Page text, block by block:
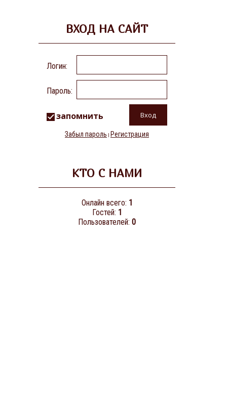
ВХОД НА САЙТ
Логин:
Пароль:
запомнить
Забыл пароль | Регистрация
КТО С НАМИ
Онлайн всего: 1
Гостей: 1
Пользователей: 0